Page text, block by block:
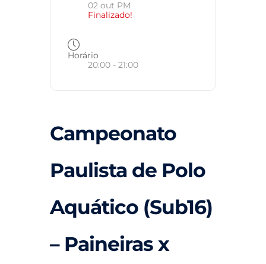
02 out PM
Finalizado!
Horário
20:00 - 21:00
Campeonato
Paulista de Polo
Aquático (Sub16)
– Paineiras x